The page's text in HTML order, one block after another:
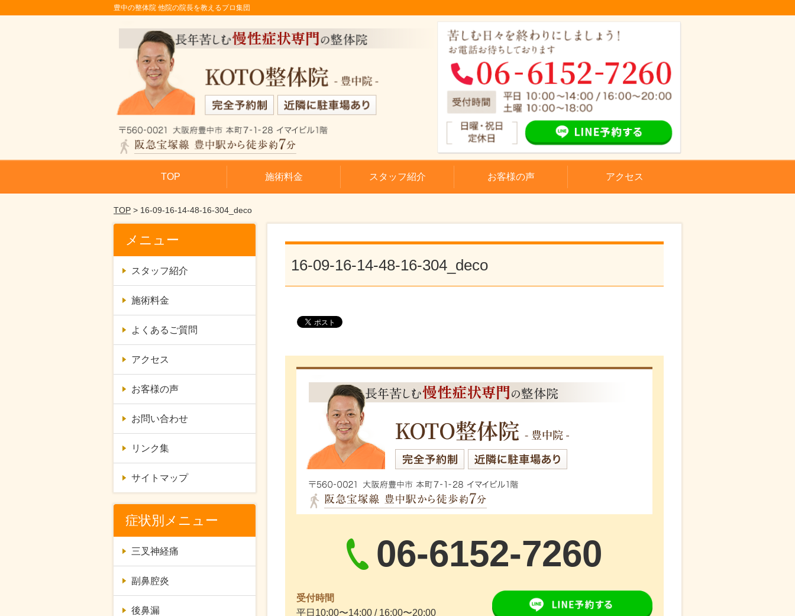
豊中の整体院 他院の院長を教えるプロ集団
TOP 施術料金 スタッフ紹介 お客様の声 アクセス
TOP > 16-09-16-14-48-16-304_deco
16-09-16-14-48-16-304_deco
06-6152-7260
受付時間
平日10:00〜14:00 / 16:00〜20:00
メニュー
スタッフ紹介
施術料金
よくあるご質問
アクセス
お客様の声
お問い合わせ
リンク集
サイトマップ
症状別メニュー
三叉神経痛
副鼻腔炎
後鼻漏